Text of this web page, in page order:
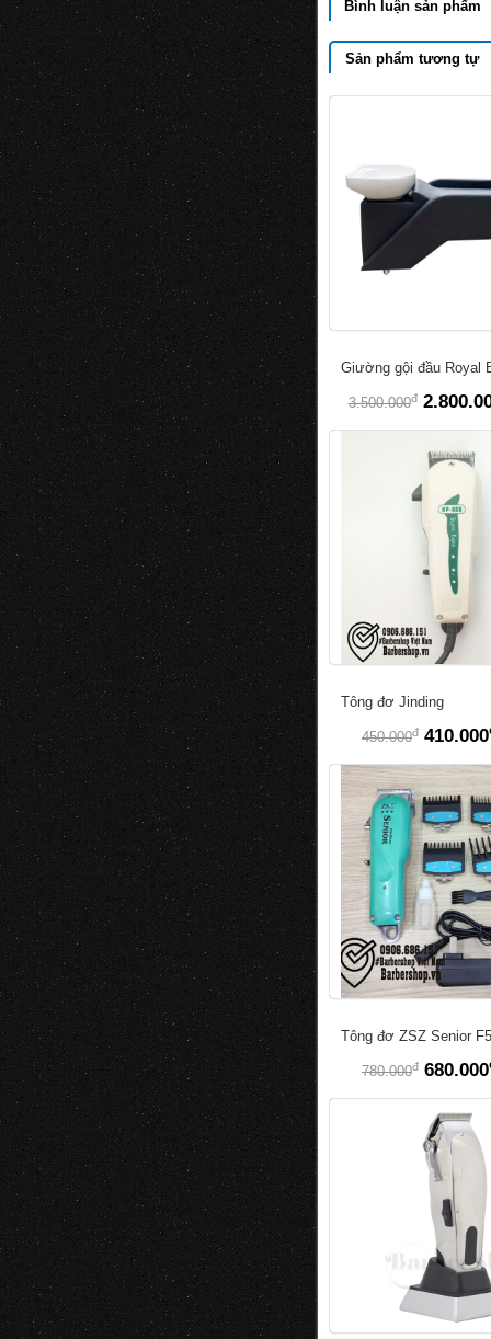
Bình luận sản phẩm
Sản phẩm tương tự
Giường gội đầu Royal
3.500.000đ
Tông đơ Jinding
450.000đ 410.000
Tông đơ ZSZ Senior
780.000đ 680.000